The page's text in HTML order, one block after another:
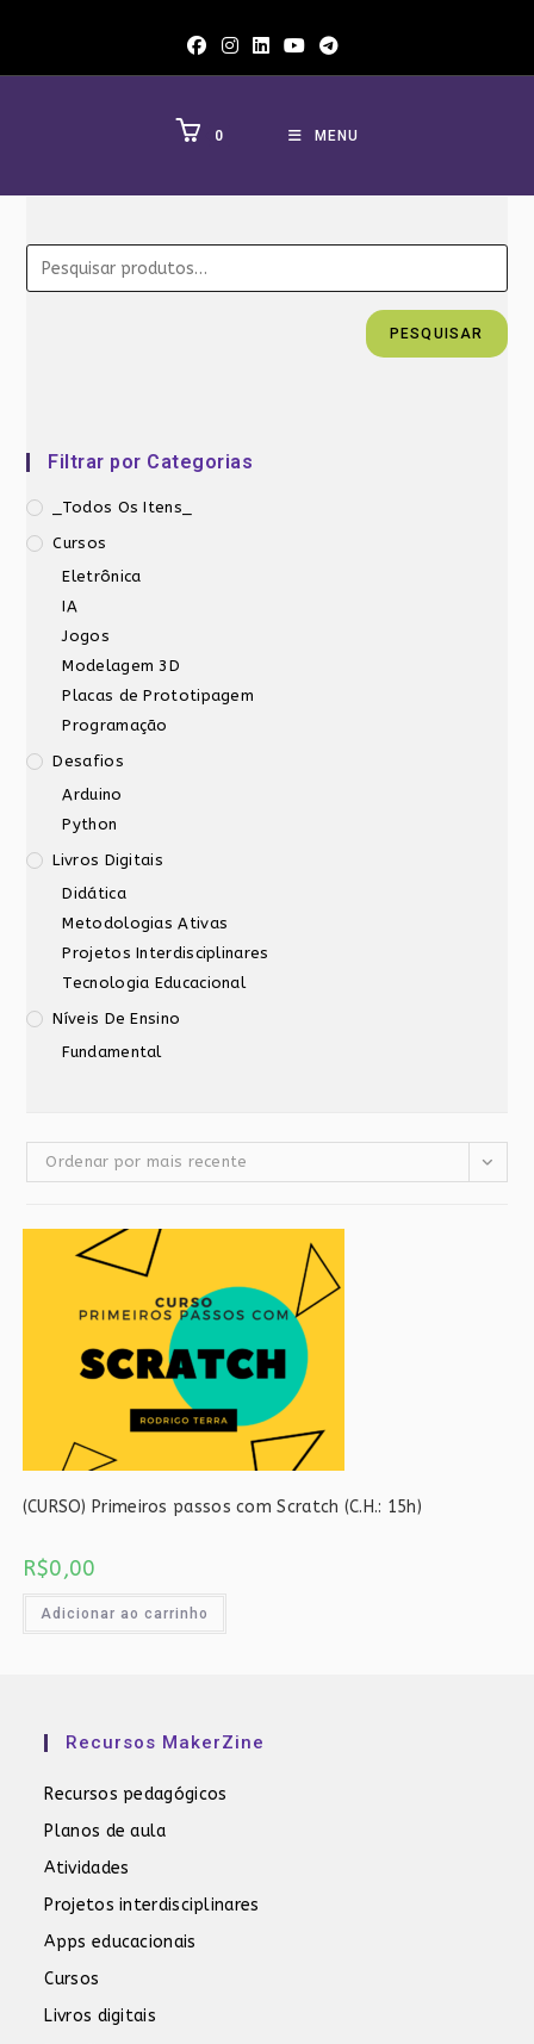
0 MENU
PESQUISAR
Filtrar por Categorias
_Todos Os Itens_
Cursos
Eletrônica
IA
Jogos
Modelagem 3D
Placas de Prototipagem
Programação
Desafios
Arduino
Python
Livros Digitais
Didática
Metodologias Ativas
Projetos Interdisciplinares
Tecnologia Educacional
Níveis De Ensino
Fundamental
Ordenar por mais recente
(CURSO) Primeiros passos com Scratch (C.H.: 15h)
R$0,00
Adicionar ao carrinho
Recursos MakerZine
Recursos pedagógicos
Planos de aula
Atividades
Projetos interdisciplinares
Apps educacionais
Cursos
Livros digitais